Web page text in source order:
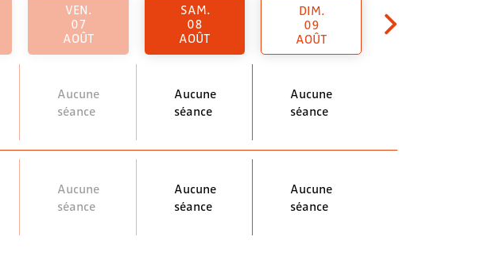
VEN.
07
AOÛT
Aucune
séance
Aucune
séance
SAM.
08
AOÛT
Aucune
séance
Aucune
séance
DIM.
09
AOÛT
Aucune
séance
Aucune
séance